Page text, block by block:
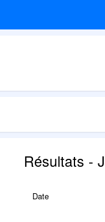
Résultats -
Date